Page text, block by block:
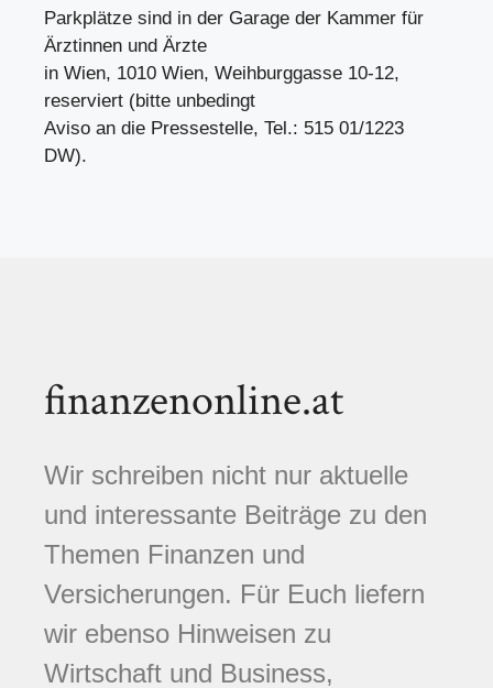
Parkplätze sind in der Garage der Kammer für
Ärztinnen und Ärzte
in Wien, 1010 Wien, Weihburggasse 10-12,
reserviert (bitte unbedingt
Aviso an die Pressestelle, Tel.: 515 01/1223
DW).
finanzenonline.at
Wir schreiben nicht nur aktuelle
und interessante Beiträge zu den
Themen Finanzen und
Versicherungen. Für Euch liefern
wir ebenso Hinweisen zu
Wirtschaft und Business,